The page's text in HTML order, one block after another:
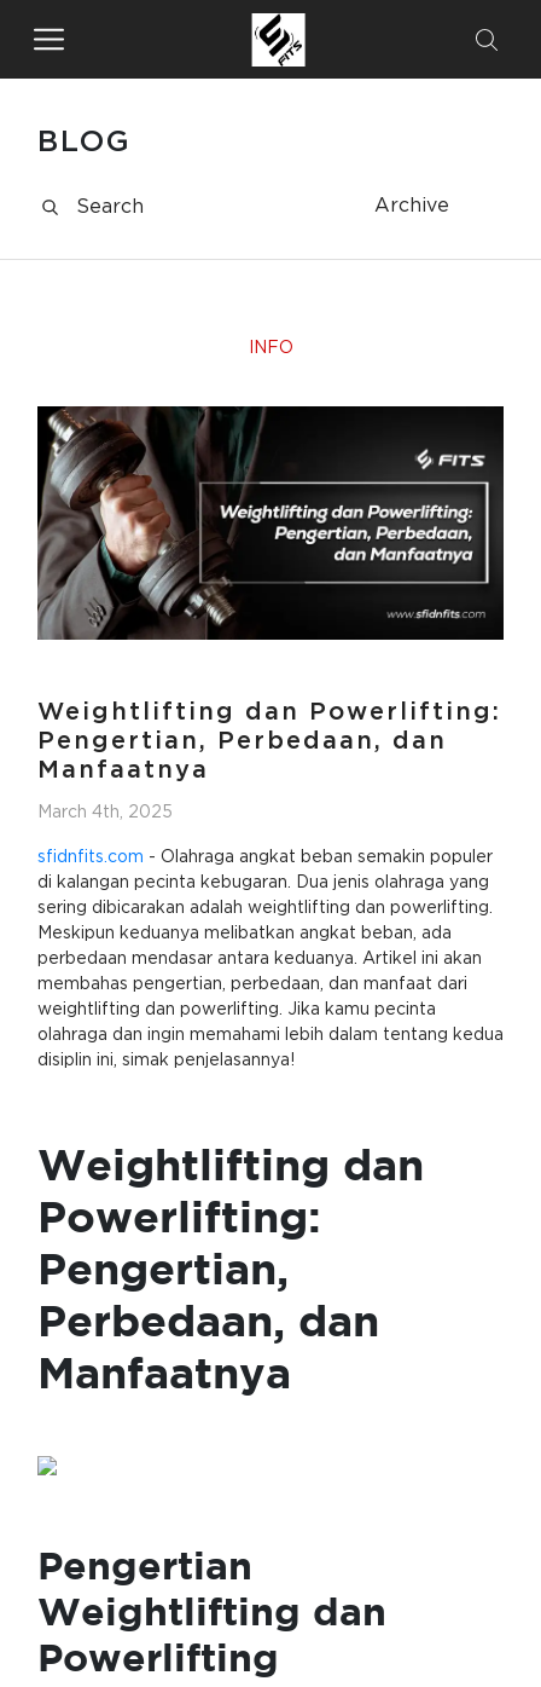
BLOG
Archive
INFO
Weightlifting dan Powerlifting:
Pengertian, Perbedaan, dan
Manfaatnya
March 4th, 2025
sfidnfits.com - Olahraga angkat beban semakin populer
di kalangan pecinta kebugaran. Dua jenis olahraga yang
sering dibicarakan adalah weightlifting dan powerlifting.
Meskipun keduanya melibatkan angkat beban, ada
perbedaan mendasar antara keduanya. Artikel ini akan
membahas pengertian, perbedaan, dan manfaat dari
weightlifting dan powerlifting. Jika kamu pecinta
olahraga dan ingin memahami lebih dalam tentang kedua
disiplin ini, simak penjelasannya!
Weightlifting dan
Powerlifting:
Pengertian,
Perbedaan, dan
Manfaatnya
Pengertian
Weightlifting dan
Powerlifting